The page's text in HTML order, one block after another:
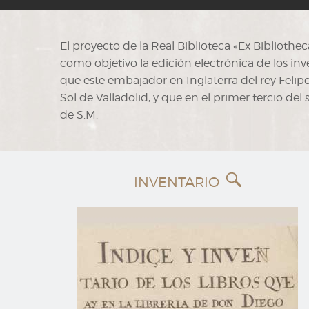
El proyecto de la Real Biblioteca «Ex
como objetivo la edición electrónica de los
que este embajador en Inglaterra del rey
Sol de Valladolid, y que en el primer tercio del
de S.M.
INVENTARIO